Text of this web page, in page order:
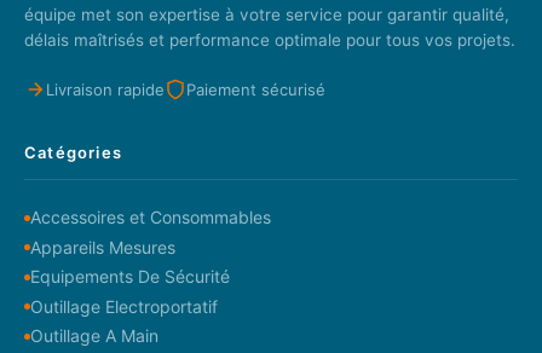
équipe met son expertise à votre service pour garantir qualité,
délais maîtrisés et performance optimale pour tous vos projets.
Livraison rapide Paiement sécurisé
Catégories
Accessoires et Consommables
Appareils Mesures
Equipements De Sécurité
Outillage Electroportatif
Outillage A Main